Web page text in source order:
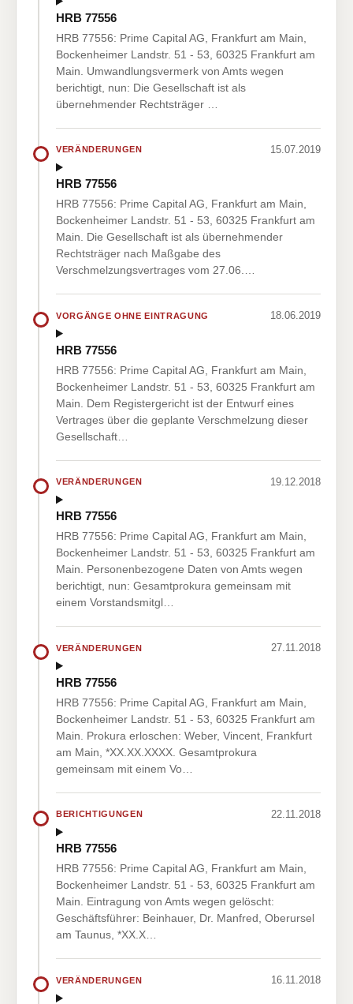
HRB 77556
HRB 77556: Prime Capital AG, Frankfurt am Main,
Bockenheimer Landstr. 51 - 53, 60325 Frankfurt am
Main. Umwandlungsvermerk von Amts wegen
berichtigt, nun: Die Gesellschaft ist als
übernehmender Rechtsträger …
VERÄNDERUNGEN 15.07.2019
HRB 77556
HRB 77556: Prime Capital AG, Frankfurt am Main,
Bockenheimer Landstr. 51 - 53, 60325 Frankfurt am
Main. Die Gesellschaft ist als übernehmender
Rechtsträger nach Maßgabe des
Verschmelzungsvertrages vom 27.06.…
VORGÄNGE OHNE EINTRAGUNG 18.06.2019
HRB 77556
HRB 77556: Prime Capital AG, Frankfurt am Main,
Bockenheimer Landstr. 51 - 53, 60325 Frankfurt am
Main. Dem Registergericht ist der Entwurf eines
Vertrages über die geplante Verschmelzung dieser
Gesellschaft…
VERÄNDERUNGEN 19.12.2018
HRB 77556
HRB 77556: Prime Capital AG, Frankfurt am Main,
Bockenheimer Landstr. 51 - 53, 60325 Frankfurt am
Main. Personenbezogene Daten von Amts wegen
berichtigt, nun: Gesamtprokura gemeinsam mit
einem Vorstandsmitgl…
VERÄNDERUNGEN 27.11.2018
HRB 77556
HRB 77556: Prime Capital AG, Frankfurt am Main,
Bockenheimer Landstr. 51 - 53, 60325 Frankfurt am
Main. Prokura erloschen: Weber, Vincent, Frankfurt
am Main, *XX.XX.XXXX. Gesamtprokura
gemeinsam mit einem Vo…
BERICHTIGUNGEN 22.11.2018
HRB 77556
HRB 77556: Prime Capital AG, Frankfurt am Main,
Bockenheimer Landstr. 51 - 53, 60325 Frankfurt am
Main. Eintragung von Amts wegen gelöscht:
Geschäftsführer: Beinhauer, Dr. Manfred, Oberursel
am Taunus, *XX.X…
VERÄNDERUNGEN 16.11.2018